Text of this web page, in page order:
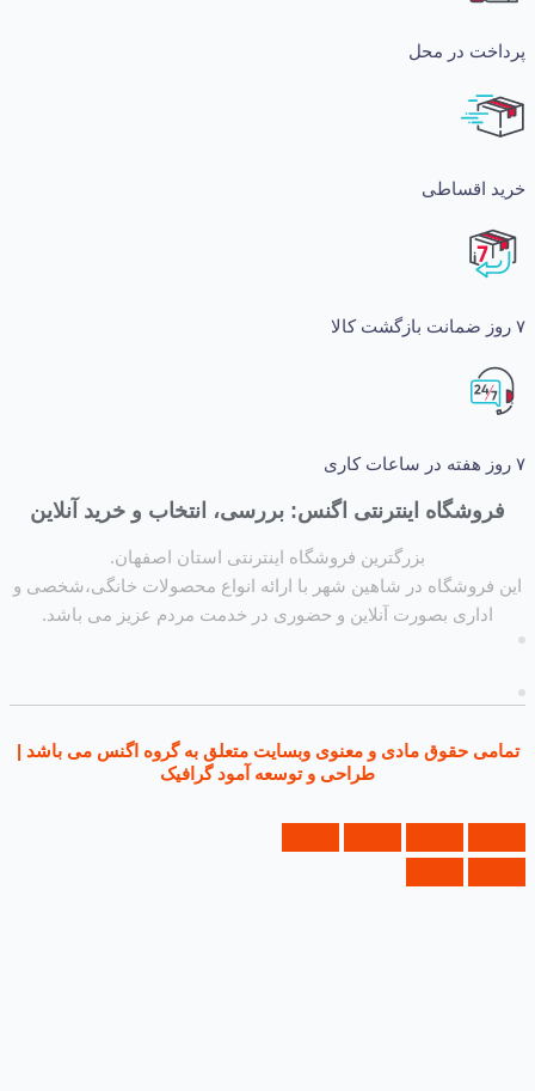
در محل
اینترنتی اگنس: بررسی، انتخاب و خرید آنلاین
بزرگترین فروشگاه اینترنتی استان اصفهان.
در شاهین شهر با ارائه انواع محصولات خانگی،شخصی و
بصورت آنلاین و حضوری در خدمت مردم عزیز می باشد.
حقوق مادی و معنوی وبسایت متعلق به گروه اگنس می باشد |
طراحی و توسعه آمود گرافیک